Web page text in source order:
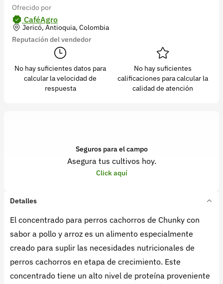
Ofrecido por
CaféAgro
Jericó, Antioquia, Colombia
Reputación del vendedor
No hay suficientes datos para
calcular la velocidad de
respuesta
No hay suficientes
calificaciones para calcular la
calidad de atención
Seguros para el campo
Asegura tus cultivos hoy.
Click aquí
Detalles
El concentrado para perros cachorros de Chunky con
sabor a pollo y arroz es un alimento especialmente
creado para suplir las necesidades nutricionales de
perros cachorros en etapa de crecimiento. Este
concentrado tiene un alto nivel de proteína proveniente
Versión 5.45.0
Síguenos